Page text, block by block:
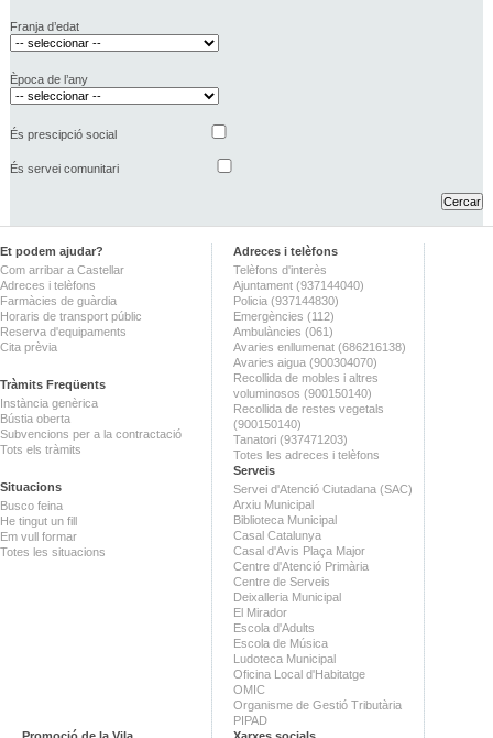
Franja d’edat
Època de l’any
És prescipció social
És servei comunitari
Et podem ajudar?
Com arribar a Castellar
Adreces i telèfons
Farmàcies de guàrdia
Horaris de transport públic
Reserva d'equipaments
Cita prèvia
Tràmits Freqüents
Instància genèrica
Bústia oberta
Subvencions per a la contractació
Tots els tràmits
Situacions
Busco feina
He tingut un fill
Em vull formar
Totes les situacions
Adreces i telèfons
Telèfons d'interès
Ajuntament (937144040)
Policia (937144830)
Emergències (112)
Ambulàncies (061)
Avaries enllumenat (686216138)
Avaries aigua (900304070)
Recollida de mobles i altres
voluminosos (900150140)
Recollida de restes vegetals
(900150140)
Tanatori (937471203)
Totes les adreces i telèfons
Serveis
Servei d'Atenció Ciutadana (SAC)
Arxiu Municipal
Biblioteca Municipal
Casal Catalunya
Casal d'Avis Plaça Major
Centre d'Atenció Primària
Centre de Serveis
Deixalleria Municipal
El Mirador
Escola d'Adults
Escola de Música
Ludoteca Municipal
Oficina Local d'Habitatge
OMIC
Organisme de Gestió Tributària
PIPAD